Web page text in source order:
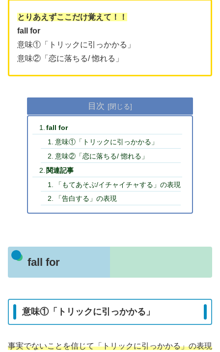
とりあえずここだけ覚えて！！
fall for
意味①「トリックに引っかかる」
意味②「恋に落ちる/ 惚れる」
目次
fall for
意味①「トリックに引っかかる」
意味②「恋に落ちる/ 惚れる」
関連記事
「もてあそぶ/イチャイチャする」の表現
「告白する」の表現
fall for
意味①「トリックに引っかかる」
事実でないことを信じて「トリックに引っかかる」の表現